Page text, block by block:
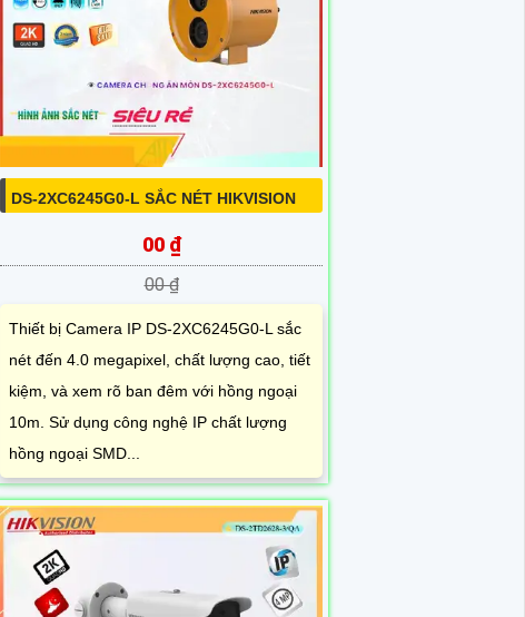
DS-2XC6245G0-L SẮC NÉT HIKVISION
00 ₫
00 ₫
Thiết bị Camera IP DS-2XC6245G0-L sắc
nét đến 4.0 megapixel, chất lượng cao, tiết
kiệm, và xem rõ ban đêm với hồng ngoại
10m. Sử dụng công nghệ IP chất lượng
hồng ngoại SMD...